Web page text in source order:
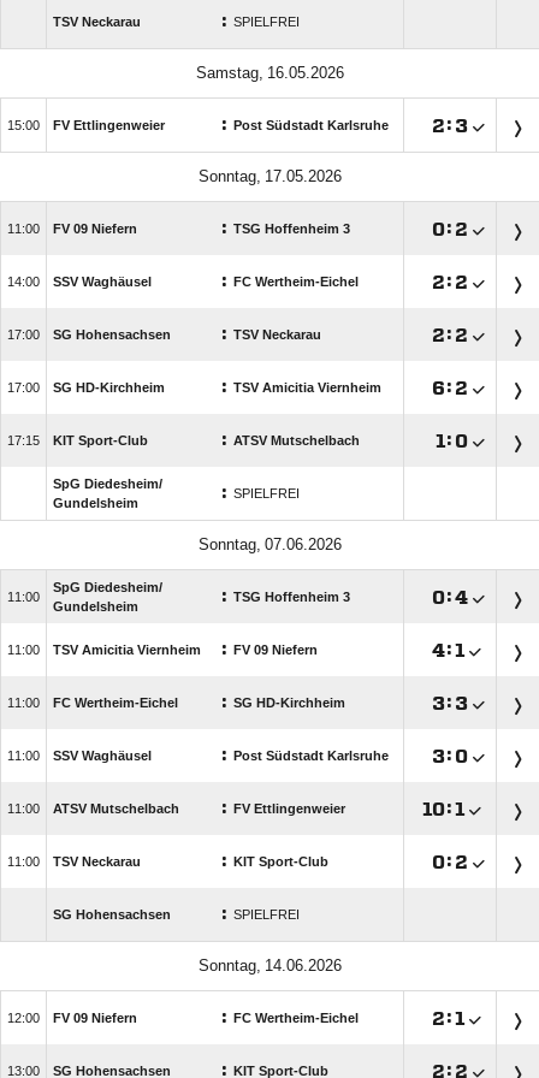
TSV Neckarau : SPIELFREI
 
 FV Ettlingenweier : Post Südstadt Karlsruhe : 
 
 FV 09 Niefern : TSG Hoffenheim 3 : 
 SSV Waghäusel : FC Wertheim-Eichel : 
 SG Hohensachsen : TSV Neckarau : 
 SG HD-Kirchheim : TSV Amicitia Viernheim : 
 KIT Sport-Club : ATSV Mutschelbach  : 
SpG Diedesheim/​
Gundelsheim
: SPIELFREI
 

SpG Diedesheim/​
Gundelsheim
: TSG Hoffenheim 3 :
 TSV Amicitia Viernheim : FV 09 Niefern :
 FC Wertheim-Eichel : SG HD-Kirchheim : 
 SSV Waghäusel : Post Südstadt Karlsruhe : 
 ATSV Mutschelbach : FV Ettlingenweier :
 TSV Neckarau : KIT Sport-Club : 
SG Hohensachsen : SPIELFREI
 
 FV 09 Niefern : FC Wertheim-Eichel :
 SG Hohensachsen : KIT Sport-Club : 